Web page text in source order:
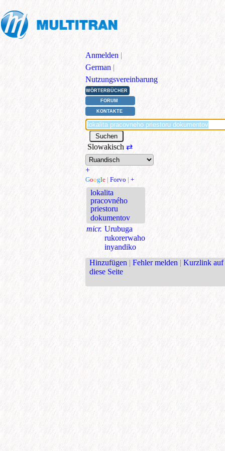
Anmelden |
German |
Nutzungsvereinbarung
WÖRTERBÜCHER
FORUM
KONTAKTE
Slowakisch ⇄
+
Google | Forvo | +
lokalita
pracovného
priestoru
dokumentov
micr. Urubuga
rukorerwaho
inyandiko
Hinzufügen | Fehler melden | Kurzlink auf
diese Seite